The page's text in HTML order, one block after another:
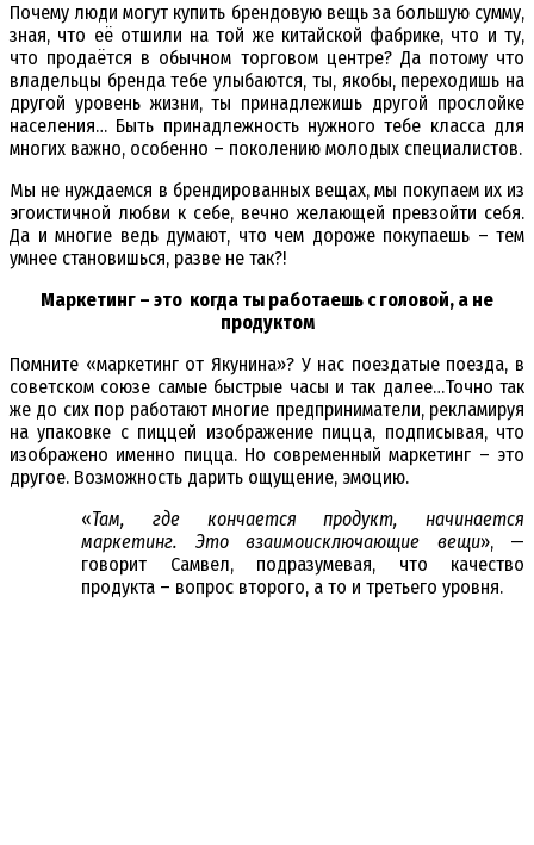
Почему люди могут купить брендовую вещь за большую сумму,
зная, что её отшили на той же китайской фабрике, что и ту,
что продаётся в обычном торговом центре? Да потому что
владельцы бренда тебе улыбаются, ты, якобы, переходишь на
другой уровень жизни, ты принадлежишь другой прослойке
населения… Быть принадлежность нужного тебе класса для
многих важно, особенно – поколению молодых специалистов.
Мы не нуждаемся в брендированных вещах, мы покупаем их из
эгоистичной любви к себе, вечно желающей превзойти себя.
Да и многие ведь думают, что чем дороже покупаешь – тем
умнее становишься, разве не так?!
Маркетинг – это когда ты работаешь с головой, а не
продуктом
Помните «маркетинг от Якунина»? У нас поездатые поезда, в
советском союзе самые быстрые часы и так далее…Точно так
же до сих пор работают многие предприниматели, рекламируя
на упаковке с пиццей изображение пицца, подписывая, что
изображено именно пицца. Но современный маркетинг – это
другое. Возможность дарить ощущение, эмоцию.
«Там, где кончается продукт, начинается
маркетинг. Это взаимоисключающие вещи», —
говорит Самвел, подразумевая, что качество
продукта – вопрос второго, а то и третьего уровня.